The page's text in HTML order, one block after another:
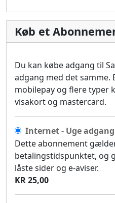
Køb et
Du kan købe adgang til
adgang med det samme.
mobilepay og flere typer
visakort og mastercard.
Internet - Uge adgang
Dette abonnement
betalingstidspunktet, og
låste sider og e-aviser.
KR 25,00